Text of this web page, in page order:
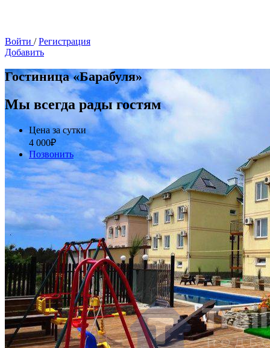
Войти / Регистрация
Добавить
Гостиница «Барабуля»
Мы всегда рады гостям
Цена за сутки
4 000₽
Позвонить